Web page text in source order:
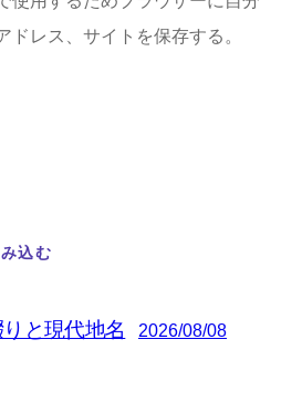
ドレス、サイトを保存する。
込む
と現代地名 2026/08/08